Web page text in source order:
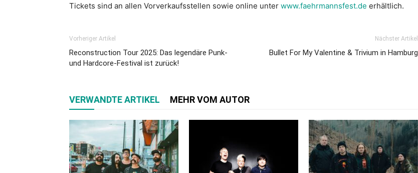
Tickets sind an allen Vorverkaufsstellen sowie online unter www.faehrmannsfest.de erhältlich.
Vorheriger Artikel
Reconstruction Tour 2025: Das legendäre Punk-
und Hardcore-Festival ist zurück!
Nächster Artikel
Bullet For My Valentine & Trivium in Hamburg
VERWANDTE ARTIKEL MEHR VOM AUTOR